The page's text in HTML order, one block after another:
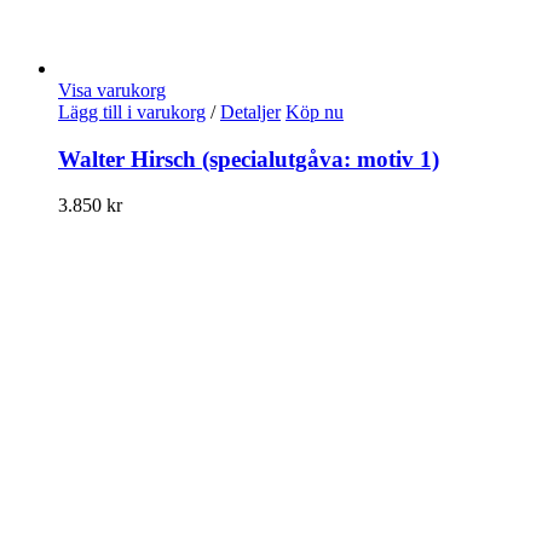
Visa varukorg
Lägg till i varukorg / Detaljer Köp nu
Walter Hirsch (specialutgåva: motiv 1)
3.850 kr